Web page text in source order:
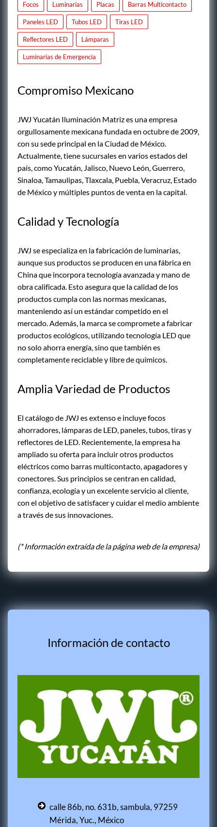
Focos Luminarias Placas Barras Multicontacto
Paneles LED Tubos LED Tiras LED
Reflectores LED Lámparas
Luminarias de Emergencia
Compromiso Mexicano
JWJ Yucatán Iluminación Matriz es una empresa
orgullosamente mexicana fundada en octubre de 2009,
con su sede principal en la Ciudad de México.
Actualmente, tiene sucursales en varios estados del
país, como Yucatán, Jalisco, Nuevo León, Guerrero,
Sinaloa, Tamaulipas, Tlaxcala, Puebla, Veracruz, Estado
de México y múltiples puntos de venta en la capital.
Calidad y Tecnología
JWJ se especializa en la fabricación de luminarias,
aunque sus productos se producen en una fábrica en
China que incorpora tecnología avanzada y mano de
obra calificada. Esto asegura que la calidad de los
productos cumpla con las normas mexicanas,
manteniendo así un estándar competido en el
mercado. Además, la marca se compromete a fabricar
productos ecológicos, utilizando tecnología LED que
no solo ahorra energía, sino que también es
completamente reciclable y libre de químicos.
Amplia Variedad de Productos
El catálogo de JWJ es extenso e incluye focos
ahorradores, lámparas de LED, paneles, tubos, tiras y
reflectores de LED. Recientemente, la empresa ha
ampliado su oferta para incluir otros productos
eléctricos como barras multicontacto, apagadores y
conectores. Sus principios se centran en calidad,
confianza, ecología y un excelente servicio al cliente,
con el objetivo de satisfacer y cuidar el medio ambiente
a través de sus innovaciones.
(* Información extraída de la página web de la empresa)
Información de contacto
calle 86b, no. 631b, sambula, 97259
Mérida, Yuc., México